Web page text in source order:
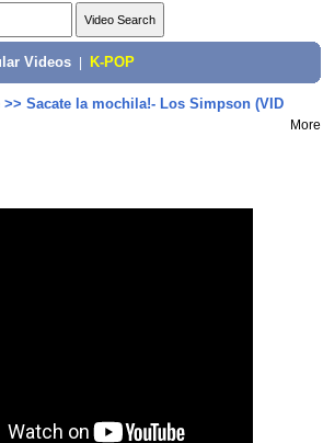
Videos K-POP
>> Sacate la mochila!- Los Simpson (VID
More